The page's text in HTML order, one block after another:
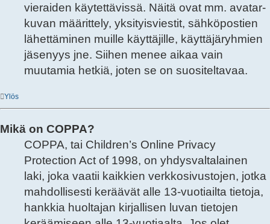
vieraiden käytettävissä. Näitä ovat mm. avatar-
kuvan määrittely, yksityisviestit, sähköpostien
lähettäminen muille käyttäjille, käyttäjäryhmien
jäsenyys jne. Siihen menee aikaa vain
muutamia hetkiä, joten se on suositeltavaa.
Ylös
Mikä on COPPA?
COPPA, tai Children’s Online Privacy
Protection Act of 1998, on yhdysvaltalainen
laki, joka vaatii kaikkien verkkosivustojen, jotka
mahdollisesti keräävät alle 13-vuotiailta tietoja,
hankkia huoltajan kirjallisen luvan tietojen